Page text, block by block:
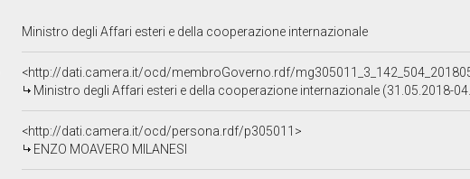
Ministro degli Affari esteri e della cooperazione internazionale
<http://dati.camera.it/ocd/membroGoverno.rdf/
Ministro degli Affari esteri e della cooperazione internazionale (31.05.2018-
<http://dati.camera.it/ocd/persona.rdf/p305011>
ENZO MOAVERO MILANESI